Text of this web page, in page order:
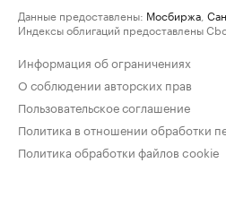
Данные предоставлены: Мосбиржа
Индексы облигаций предоставлены
Информация об ограничениях
О соблюдении авторских прав
Пользовательское соглашение
Политика в отношении обработки
Политика обработки файлов cookie